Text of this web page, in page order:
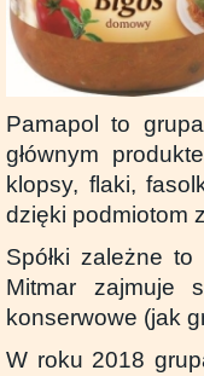
Pamapol to
głównym
klopsy, flaki,
dzięki podmiotom
Spółki zależne
Mitmar zajmuje
konserwowe (jak
W roku 2018